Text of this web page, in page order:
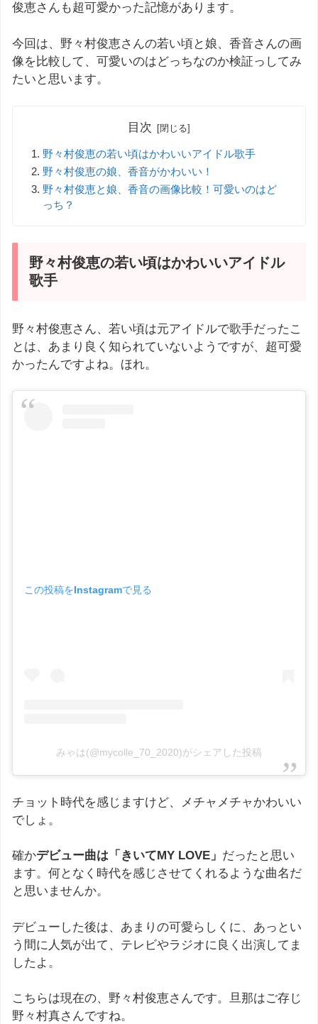
俊恵さんも超可愛かった記憶があります。
今回は、野々村俊恵さんの若い頃と娘、香音さんの画
像を比較して、可愛いのはどっちなのか検証っしてみ
たいと思います。
目次
野々村俊恵の若い頃はかわいいアイドル歌手
野々村俊恵の娘、香音がかわいい！
野々村俊恵と娘、香音の画像比較！可愛いのはど
っち？
野々村俊恵の若い頃はかわいいアイドル
歌手
野々村俊恵さん、若い頃は元アイドルで歌手だったこ
とは、あまり良く知られていないようですが、超可愛
かったんですよね。ほれ。
この投稿をInstagramで見る
みゃは(@mycolle_70_2020)がシェアした投稿
チョット時代を感じますけど、メチャメチャかわいい
でしょ。
確かデビュー曲は「きいてMY LOVE」 だったと思い
ます。何となく時代を感じさせてくれるような曲名だ
と思いませんか。
デビューした後は、あまりの可愛らしくに、あっとい
う間に人気が出て、テレビやラジオに良く出演してま
したよ。
こちらは現在の、野々村俊恵さんです。旦那はご存じ
野々村真さんですね。